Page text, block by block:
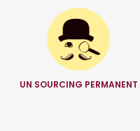
UN SOURCING PERMANENT